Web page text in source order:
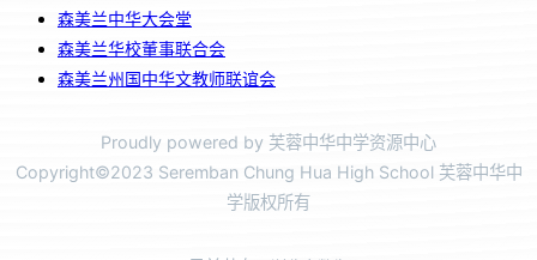
森美兰中华大会堂
森美兰华校董事联合会
森美兰州国中华文教师联谊会
Proudly powered by 芙蓉中华中学资源中心
Copyright©2023 Seremban Chung Hua High School 芙蓉中华中
学版权所有